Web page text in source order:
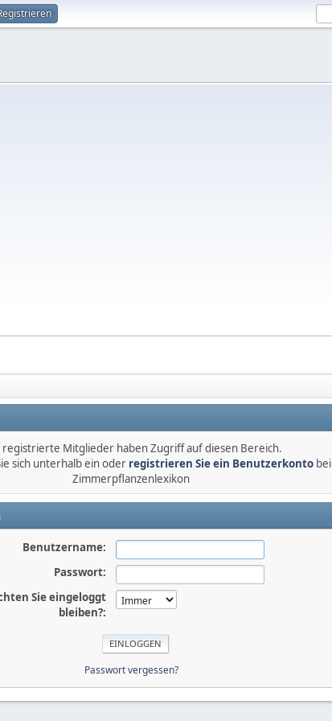
registrierte Mitglieder haben Zugriff auf diesen Bereich.
sich unterhalb ein oder registrieren Sie ein Benutzerkontobei
Zimmerpflanzenlexikon
Benutzername:
Passwort:
Sie eingeloggt
bleiben?:
Passwort vergessen?